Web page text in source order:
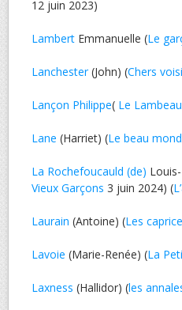
12 juin 2023)
Lambert Emmanuelle (Le
Lanchester(John) (Chers
Lançon Philippe( Le Lambeau
Lane (Harriet) (Le beau
La Rochefoucauld (de)
Vieux Garçons 3 juin 2024) (
Laurain (Antoine) (Les
Lavoie (Marie-Renée) (La
Laxness (Hallidor) (les